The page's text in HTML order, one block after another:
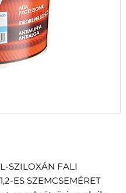
SZILOXÁN FALI
ES SZEMCSEMÉRET